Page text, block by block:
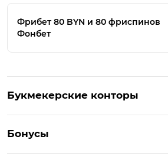
Фрибет 80 BYN и 80 фриспинов
Фонбет
Букмекерские конторы
Букмекеры на Андроид
Бонусы